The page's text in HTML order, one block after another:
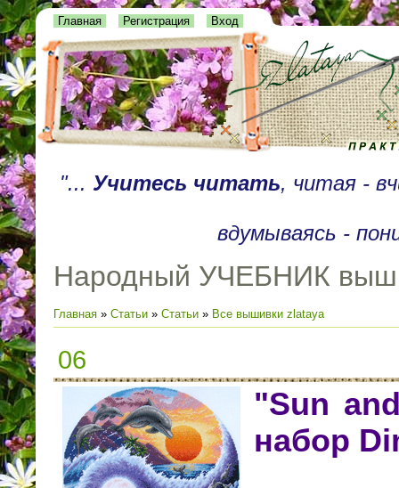
Главная Регистрация Вход
"... Учитесь читать, читая -
вдумываясь -
Народный УЧЕБНИК
Главная » Статьи » Статьи » Все вышивки zlataya
06
"Sun
набор